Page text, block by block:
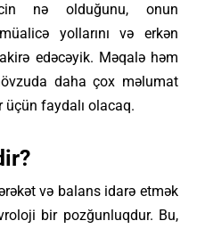
nə olduğunu, onun
yollarını və erkən
edəcəyik. Məqalə həm
daha çox məlumat
faydalı olacaq.
və balans idarə etmək
bir pozğunluqdur. Bu,